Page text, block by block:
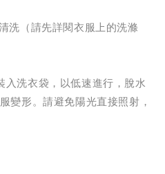
（請先詳閱衣服上的洗滌
洗衣袋，以低速進行，脫水
變形。請避免陽光直接照射，